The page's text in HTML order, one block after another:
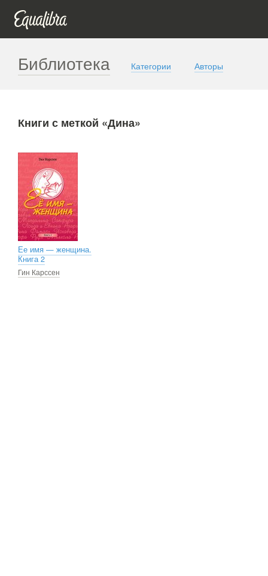
Библиотека Категории Авторы
Книги с меткой «Дина»
Ее имя — женщина.
Книга 2
Гин Карссен